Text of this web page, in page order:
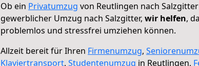
Ob ein Privatumzug von Reutlingen nach
gewerblicher Umzug nach Salzgitter, wir helfen,
problemlos und stressfrei umziehen können.
Allzeit bereit für Ihren Firmenumzug,
Klaviertransport, Studentenumzug in Reutlingen,